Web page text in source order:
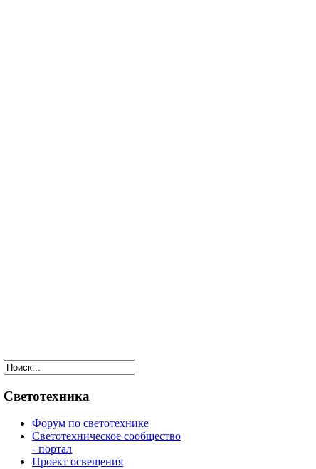
Светотехника
Форум по светотехнике
Светотехническое сообщество
- портал
Проект освещения